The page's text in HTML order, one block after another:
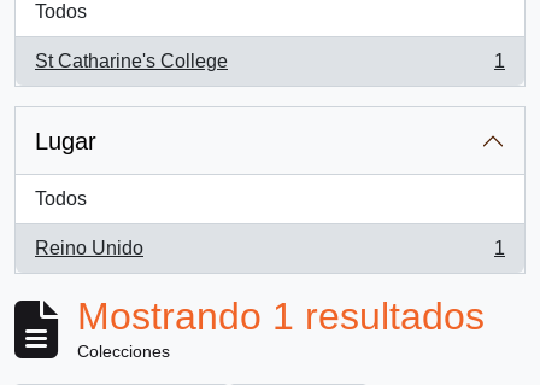
Todos
St Catharine's College
, 1 resultados
1
Lugar
Todos
Reino Unido
, 1 resultados
1
Mostrando 1 resultados
Colecciones